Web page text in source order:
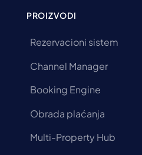
PROIZVODI
Rezervacioni sistem
Channel Manager
Booking Engine
Obrada plaćanja
Multi-Property Hub